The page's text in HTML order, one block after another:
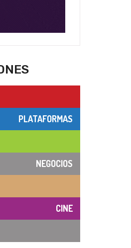
PLATAFORMAS
NEGOCIOS
CINE